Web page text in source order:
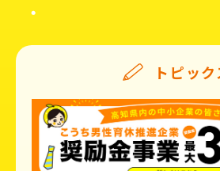
トピック